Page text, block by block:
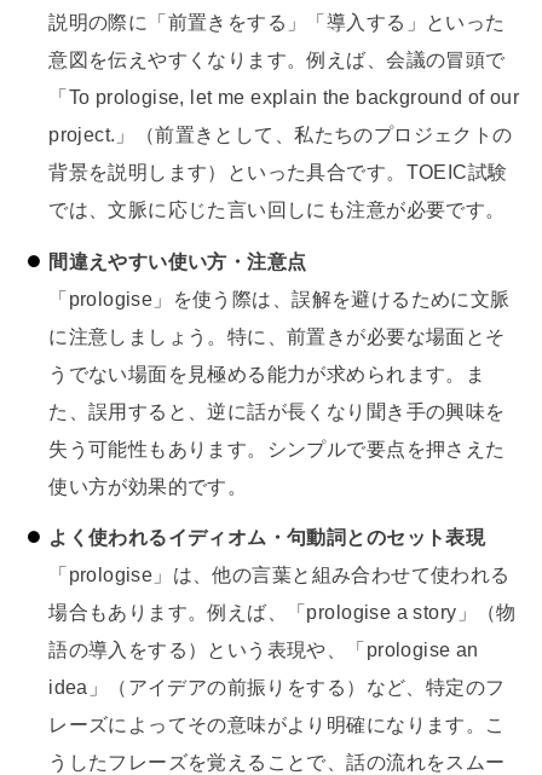
説明の際に「前置きをする」「導入する」といった
意図を伝えやすくなります。例えば、会議の冒頭で
「To prologise, let me explain the background of our
project.」（前置きとして、私たちのプロジェクトの
背景を説明します）といった具合です。TOEIC試験
では、文脈に応じた言い回しにも注意が必要です。
間違えやすい使い方・注意点
「prologise」を使う際は、誤解を避けるために文脈
に注意しましょう。特に、前置きが必要な場面とそ
うでない場面を見極める能力が求められます。ま
た、誤用すると、逆に話が長くなり聞き手の興味を
失う可能性もあります。シンプルで要点を押さえた
使い方が効果的です。
よく使われるイディオム・句動詞とのセット表現
「prologise」は、他の言葉と組み合わせて使われる
場合もあります。例えば、「prologise a story」（物
語の導入をする）という表現や、「prologise an
idea」（アイデアの前振りをする）など、特定のフ
レーズによってその意味がより明確になります。こ
うしたフレーズを覚えることで、話の流れをスムー